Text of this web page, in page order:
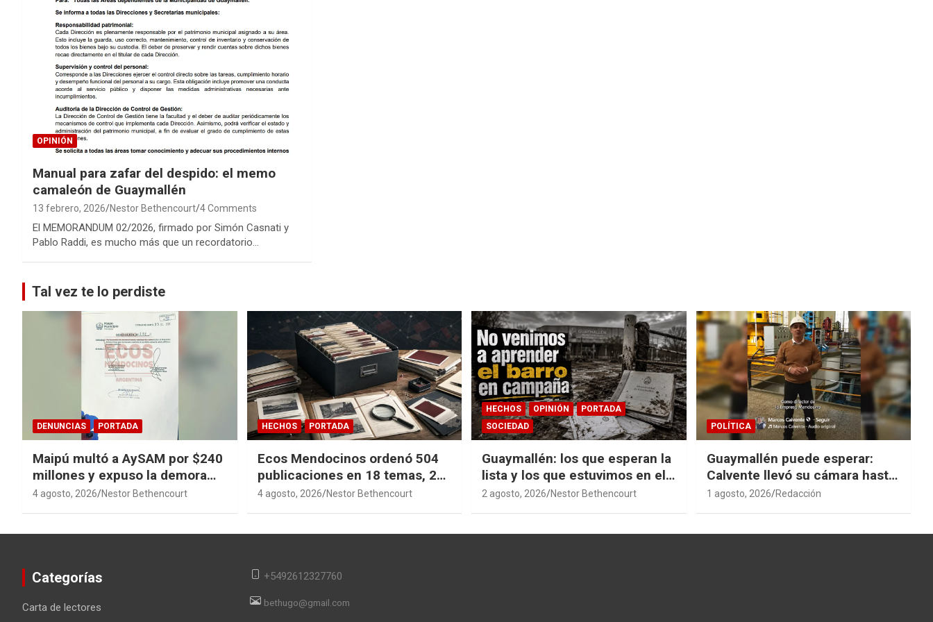
OPINIÓN
Manual para zafar del despido: el memo
camaleón de Guaymallén
13 febrero, 2026 Nestor Bethencourt 4 Comments
El MEMORANDUM 02/2026, firmado por Simón Casnati y
Pablo Raddi, es mucho más que un recordatorio…
Tal vez te lo perdiste
DENUNCIAS PORTADA
Maipú multó a AySAM por $240
millones y expuso la demora
cloacal en Guaymallén
4 agosto, 2026 Nestor Bethencourt
HECHOS PORTADA
Ecos Mendocinos ordenó 504
publicaciones en 18 temas, 27
sagas y 14 índices para
4 agosto, 2026 Nestor Bethencourt
HECHOS OPINIÓN
PORTADA
SOCIEDAD
Guaymallén: los que esperan la
lista y los que estuvimos en el
barro
2 agosto, 2026 Nestor Bethencourt
POLÍTICA
Guaymallén puede esperar:
Calvente llevó su cámara hasta
San Rafael
1 agosto, 2026 Redacción
Categorías
Carta de lectores
+5492612327760
bethugo@gmail.com